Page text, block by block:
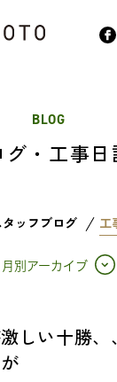
BLOG
グ・工事日
タッフブログ 工
月別アーカイブ
しい十勝、